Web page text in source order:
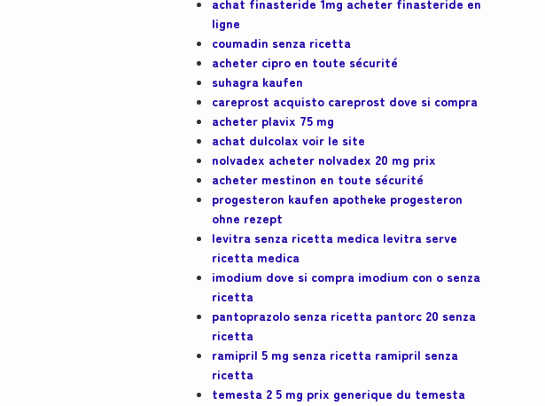
ligne
coumadin senza ricetta
acheter cipro en toute sécurité
suhagra kaufen
careprost acquisto careprost dove si compra
acheter plavix 75 mg
achat dulcolax voir le site
nolvadex acheter nolvadex 20 mg prix
acheter mestinon en toute sécurité
progesteron kaufen apotheke progesteron
ohne rezept
levitra senza ricetta medica levitra serve
ricetta medica
imodium dove si compra imodium con o senza
ricetta
pantoprazolo senza ricetta pantorc 20 senza
ricetta
ramipril 5 mg senza ricetta ramipril senza
ricetta
temesta 2 5 mg prix generique du temesta